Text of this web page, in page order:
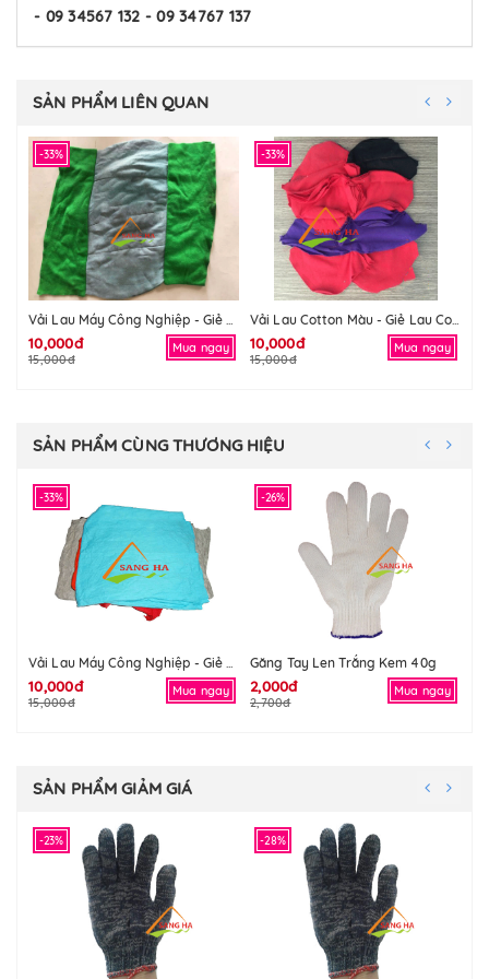
- 09 34567 132 - 09 34767 137
SẢN PHẨM LIÊN QUAN
-33%
Vải Lau Máy Công Nghiệp - Giẻ Lau Máy Công Nghiệp
10,000đ
15,000đ
Mua ngay
-33%
Vải Lau Cotton Màu - Giẻ Lau Cotton Màu
10,000đ
15,000đ
Mua ngay
SẢN PHẨM CÙNG THƯƠNG HIỆU
-33%
Vải Lau Máy Công Nghiệp - Giẻ Lau Máy Công Nghiệp
10,000đ
15,000đ
Mua ngay
-26%
Găng Tay Len Trắng Kem 40g
2,000đ
2,700đ
Mua ngay
SẢN PHẨM GIẢM GIÁ
-23% -28%